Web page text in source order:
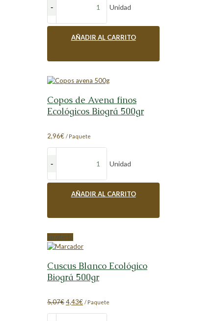
Unidad
AÑADIR AL CARRITO
Copos de Avena finos
Ecológicos Biográ 500gr
2,96€ / Paquete
Unidad
AÑADIR AL CARRITO
En oferta
Cuscus Blanco Ecológico
Biográ 500gr
5,07€El
4,43€El/ Paquete